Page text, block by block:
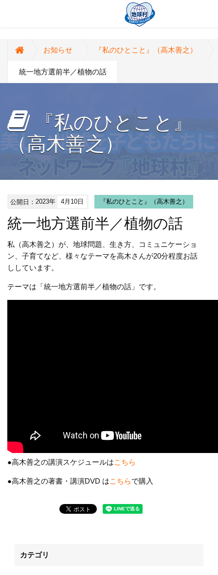
お知らせ 『私のひとこと』（高木善之）
統一地方選前半／植物の話
『私のひとこと』
（高木善之）
公開日：2023年 4月10日 『私のひとこと』（高木善之）
統一地方選前半／植物の話
私（高木善之）が、地球問題、生き方、コミュニケーショ
ン、子育てなど、様々なテーマを高木さんが20分程度お話
ししています。
テーマは「統一地方選前半／植物の話」です。
●高木善之の講演スケジュールはこちら
●高木善之の著書・講演DVD はこちらで購入
カテゴリ